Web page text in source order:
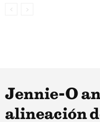
Jennie-O
alineación